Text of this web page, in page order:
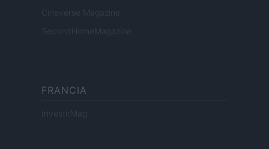
Cineverse Magazine
SecondHomeMagazine
FRANCIA
InvestirMag